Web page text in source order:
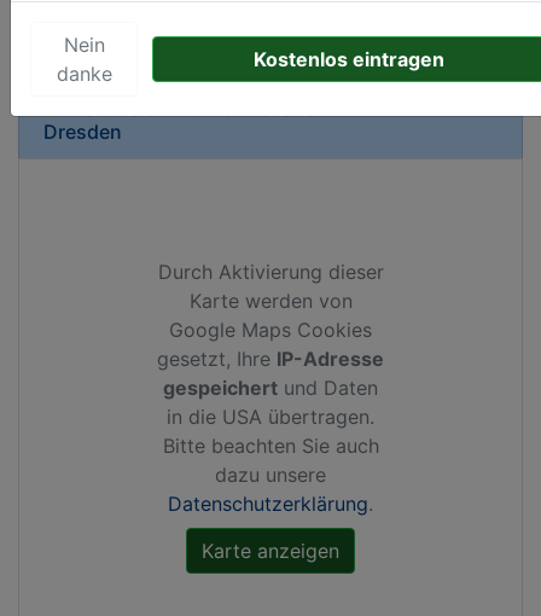
Dresden
Durch Aktivierung dieser
Karte werden von
Google Maps Cookies
gesetzt, Ihre IP-Adresse
gespeichert und Daten
in die USA übertragen.
Bitte beachten Sie auch
dazu unsere
Datenschutzerklärung.
Nein
danke
Kostenlos eintragen